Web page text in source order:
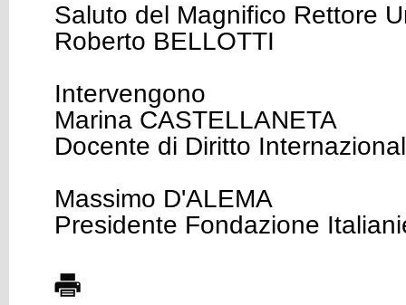
Saluto del Magnifico Rettore
Roberto BELLOTTI
Intervengono
Marina CASTELLANETA
Docente di Diritto
Massimo D'ALEMA
Presidente Fondazione